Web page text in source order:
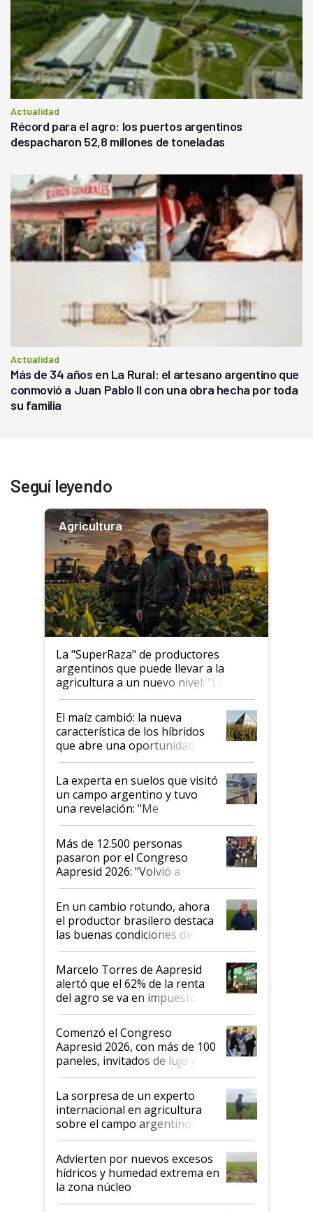
Actualidad
Récord para el agro: los puertos argentinos
despacharon 52,8 millones de toneladas
Actualidad
Más de 34 años en La Rural: el artesano argentino que
conmovió a Juan Pablo II con una obra hecha por toda
su familia
Seguí leyendo
Agricultura
La "SuperRaza" de productores
argentinos que puede llevar a la
agricultura a un nuevo nivel: "Las
posibilidades de crecimiento son
infinitas"
El maíz cambió: la nueva
característica de los híbridos
que abre una oportunidad en
el lote
La experta en suelos que visitó
un campo argentino y tuvo
una revelación: "Me
impresionó mucho"
Más de 12.500 personas
pasaron por el Congreso
Aapresid 2026: "Volvió a
demostrar que hablar del
suelo es hablar de todo el
sistema productivo"
En un cambio rotundo, ahora
el productor brasilero destaca
las buenas condiciones del
agro argentino para invertir:
"Los veo más motivados"
Marcelo Torres de Aapresid
alertó que el 62% de la renta
del agro se va en impuestos:
"No es bueno que en
Argentina se sigan discutiendo
las mismas cosas de hace 50
años"
Comenzó el Congreso
Aapresid 2026, con más de 100
paneles, invitados de lujo y
todas las tendencias
La sorpresa de un experto
internacional en agricultura
sobre el campo argentino:
"Estoy muy impresionado"
Advierten por nuevos excesos
hídricos y humedad extrema en
la zona núcleo